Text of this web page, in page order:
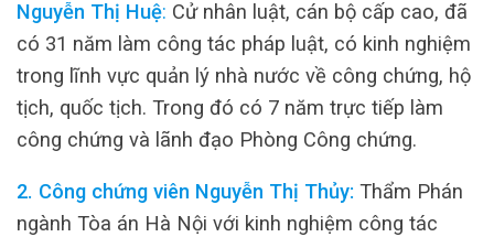
Nguyễn Thị Huệ: Cử nhân luật, cán bộ cấp cao, đã
có 31 năm làm công tác pháp luật, có kinh nghiệm
trong lĩnh vực quản lý nhà nước về công chứng, hộ
tịch, quốc tịch. Trong đó có 7 năm trực tiếp làm
công chứng và lãnh đạo Phòng Công chứng.
2. Công chứng viên Nguyễn Thị Thủy: Thẩm Phán
ngành Tòa án Hà Nội với kinh nghiệm công tác